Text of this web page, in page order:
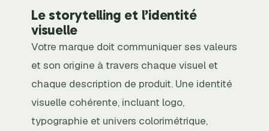
Le storytelling et l’identité
visuelle
Votre marque doit communiquer ses valeurs
et son origine à travers chaque visuel et
chaque description de produit. Une identité
visuelle cohérente, incluant logo,
typographie et univers colorimétrique,